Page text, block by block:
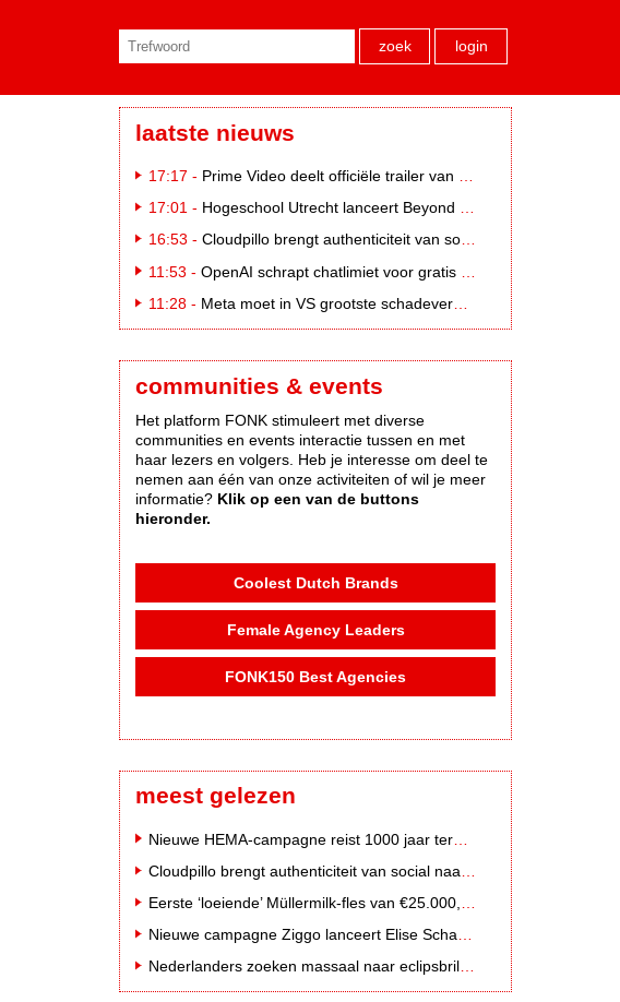
zoek login
laatste nieuws
17:17 - Prime Video deelt officiële trailer van L*VE KLEINE
17:01 - Hogeschool Utrecht lanceert Beyond Campus binnen International Creative Business
16:53 - Cloudpillo brengt authenticiteit van social naar tv
11:53 - OpenAI schrapt chatlimiet voor gratis ChatGPT-gebruikers
11:28 - Meta moet in VS grootste schadevergoeding ooit betalen: 567 miljoen dollar
communities & events
Het platform FONK stimuleert met diverse
communities en events interactie tussen en met
haar lezers en volgers. Heb je interesse om deel te
nemen aan één van onze activiteiten of wil je meer
informatie? Klik op een van de buttons
hieronder.
Coolest Dutch Brands
Female Agency Leaders
FONK150 Best Agencies
meest gelezen
Nederlanders zoeken massaal naar eclipsbrillen op Marktplaats